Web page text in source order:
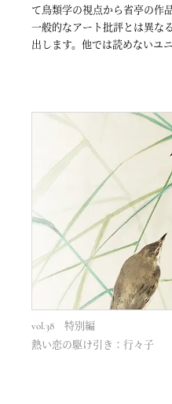
て鳥類学の視点から省亭の作
一般的なアート批評とは異な
出します。他では読めないユ
vol.38 特別編
熱い恋の駆け引き：行々子